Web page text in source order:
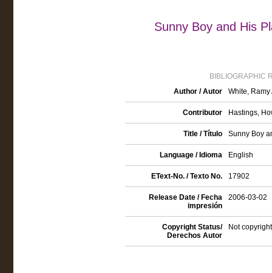
Sunny Boy and His
BIBLIOGRAPHIC
Author / Autor
White, Ramy
Contributor Hastings,
Title / Título Sunny Boy
Language / Idioma English
EText-No. / Texto No. 17902
Release Date / Fecha
impresión
2006-03-02
Copyright Status/
Derechos Autor
Not